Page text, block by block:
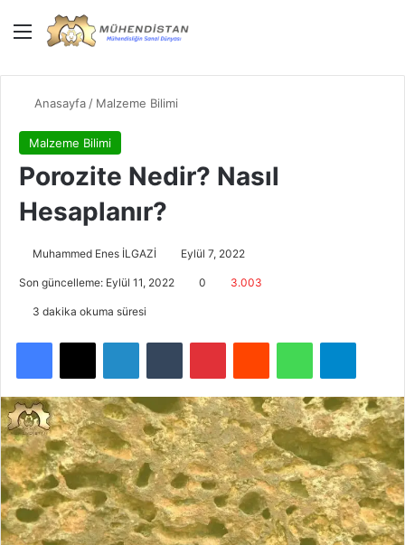
Menü
Anasayfa / Malzeme Bilimi
Malzeme Bilimi
Porozite Nedir? Nasıl
Hesaplanır?
Muhammed Enes İLGAZİ Eylül 7, 2022
Son güncelleme: Eylül 11, 2022 0 3.003
3 dakika okuma süresi
Facebook
X LinkedInTumblr PinterestReddit WhatsApp